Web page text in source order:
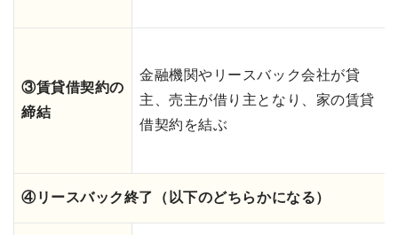
③賃貸借契約の
締結
金融機関やリースバック会社が貸
主、売主が借り主となり、家の賃貸
借契約を結ぶ
④リースバック終了（以下のどちらかになる）